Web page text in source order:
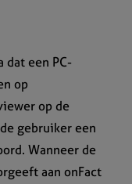
dat een PC-
op
op de
gebruiker een
Wanneer de
aan onFact